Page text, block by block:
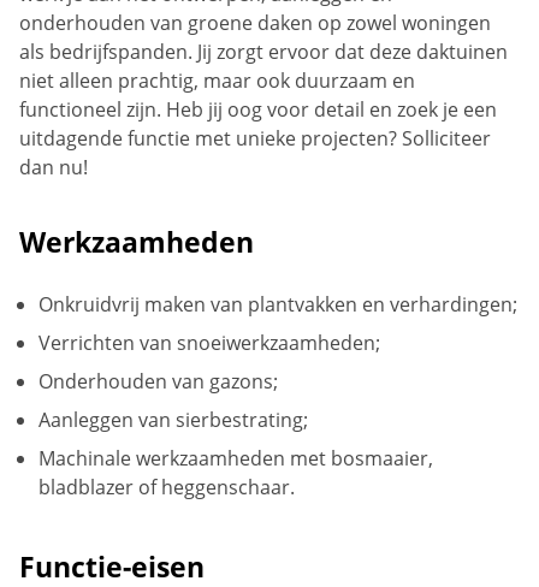
onderhouden van groene daken op zowel woningen
als bedrijfspanden. Jij zorgt ervoor dat deze daktuinen
niet alleen prachtig, maar ook duurzaam en
functioneel zijn. Heb jij oog voor detail en zoek je een
uitdagende functie met unieke projecten? Solliciteer
dan nu!
Werkzaamheden
Onkruidvrij maken van plantvakken en verhardingen;
Verrichten van snoeiwerkzaamheden;
Onderhouden van gazons;
Aanleggen van sierbestrating;
Machinale werkzaamheden met bosmaaier,
bladblazer of heggenschaar.
Functie-eisen